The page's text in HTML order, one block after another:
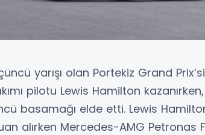
yarışı olan Portekiz Grand
pilotu Lewis Hamilton
basamağı elde etti. Lewis
alırken Mercedes-AMG Petronas